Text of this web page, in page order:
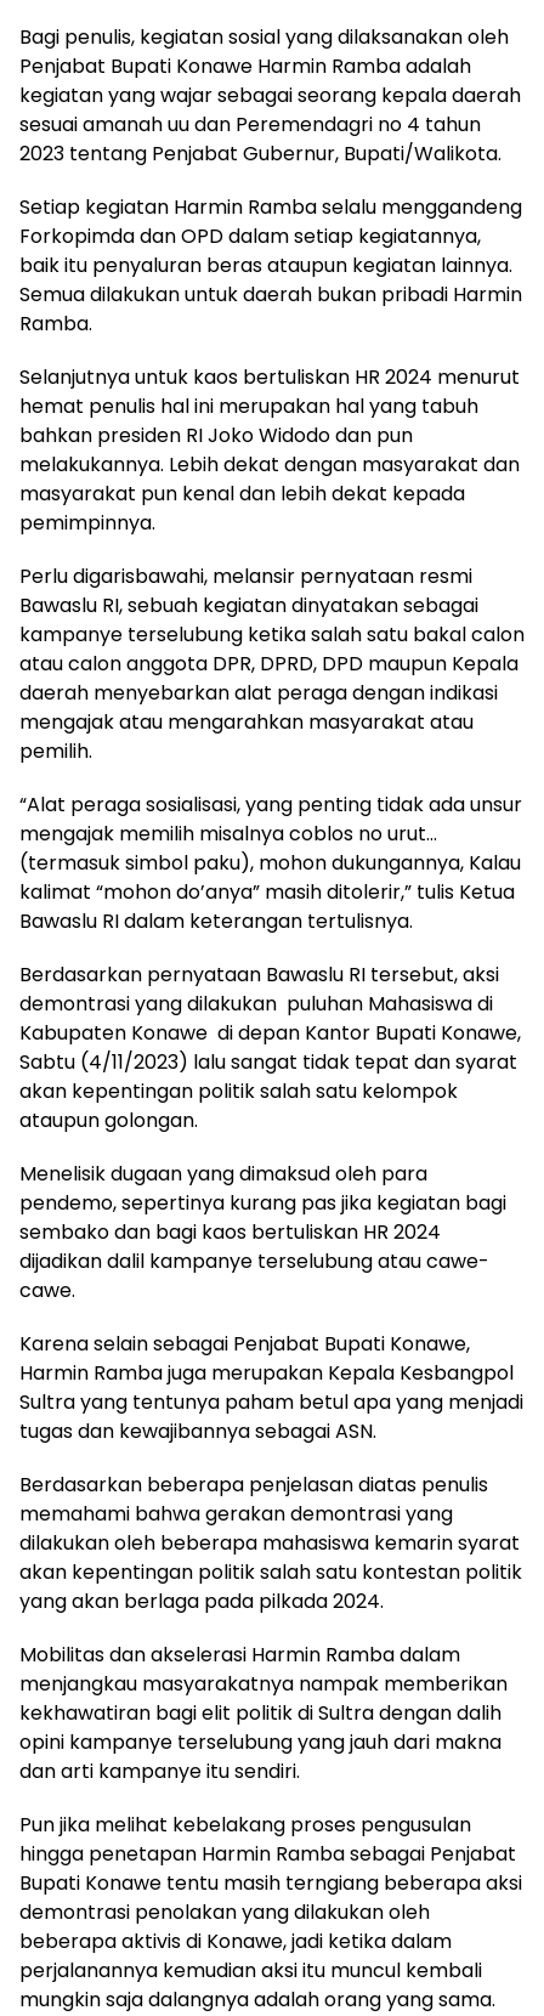
Bagi penulis, kegiatan sosial yang dilaksanakan oleh
Penjabat Bupati Konawe Harmin Ramba adalah
kegiatan yang wajar sebagai seorang kepala daerah
sesuai amanah uu dan Peremendagri no 4 tahun
2023 tentang Penjabat Gubernur, Bupati/Walikota.
Setiap kegiatan Harmin Ramba selalu menggandeng
Forkopimda dan OPD dalam setiap kegiatannya,
baik itu penyaluran beras ataupun kegiatan lainnya.
Semua dilakukan untuk daerah bukan pribadi Harmin
Ramba.
Selanjutnya untuk kaos bertuliskan HR 2024 menurut
hemat penulis hal ini merupakan hal yang tabuh
bahkan presiden RI Joko Widodo dan pun
melakukannya. Lebih dekat dengan masyarakat dan
masyarakat pun kenal dan lebih dekat kepada
pemimpinnya.
Perlu digarisbawahi, melansir pernyataan resmi
Bawaslu RI, sebuah kegiatan dinyatakan sebagai
kampanye terselubung ketika salah satu bakal calon
atau calon anggota DPR, DPRD, DPD maupun Kepala
daerah menyebarkan alat peraga dengan indikasi
mengajak atau mengarahkan masyarakat atau
pemilih.
“Alat peraga sosialisasi, yang penting tidak ada unsur
mengajak memilih misalnya coblos no urut…
(termasuk simbol paku), mohon dukungannya, Kalau
kalimat “mohon do’anya” masih ditolerir,” tulis Ketua
Bawaslu RI dalam keterangan tertulisnya.
Berdasarkan pernyataan Bawaslu RI tersebut, aksi
demontrasi yang dilakukan puluhan Mahasiswa di
Kabupaten Konawe di depan Kantor Bupati Konawe,
Sabtu (4/11/2023) lalu sangat tidak tepat dan syarat
akan kepentingan politik salah satu kelompok
ataupun golongan.
Menelisik dugaan yang dimaksud oleh para
pendemo, sepertinya kurang pas jika kegiatan bagi
sembako dan bagi kaos bertuliskan HR 2024
dijadikan dalil kampanye terselubung atau cawe-
cawe.
Karena selain sebagai Penjabat Bupati Konawe,
Harmin Ramba juga merupakan Kepala Kesbangpol
Sultra yang tentunya paham betul apa yang menjadi
tugas dan kewajibannya sebagai ASN.
Berdasarkan beberapa penjelasan diatas penulis
memahami bahwa gerakan demontrasi yang
dilakukan oleh beberapa mahasiswa kemarin syarat
akan kepentingan politik salah satu kontestan politik
yang akan berlaga pada pilkada 2024.
Mobilitas dan akselerasi Harmin Ramba dalam
menjangkau masyarakatnya nampak memberikan
kekhawatiran bagi elit politik di Sultra dengan dalih
opini kampanye terselubung yang jauh dari makna
dan arti kampanye itu sendiri.
Pun jika melihat kebelakang proses pengusulan
hingga penetapan Harmin Ramba sebagai Penjabat
Bupati Konawe tentu masih terngiang beberapa aksi
demontrasi penolakan yang dilakukan oleh
beberapa aktivis di Konawe, jadi ketika dalam
perjalanannya kemudian aksi itu muncul kembali
mungkin saja dalangnya adalah orang yang sama.